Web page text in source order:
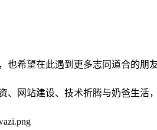
也希望在此遇到更多志同道合的朋
、网站建设、技术折腾与奶爸生活